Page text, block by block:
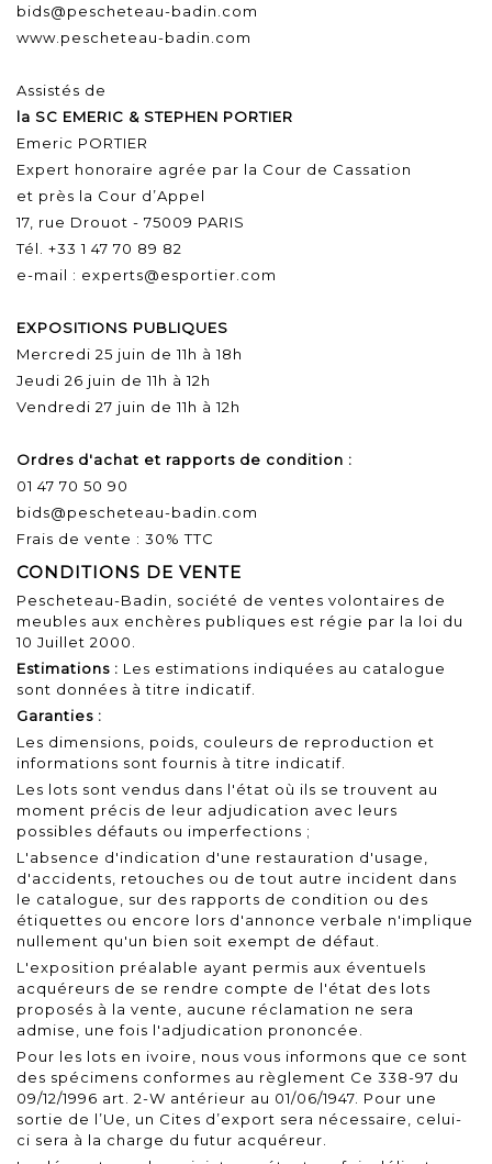
bids@pescheteau-badin.com
www.pescheteau-badin.com
Assistés de
la SC EMERIC & STEPHEN PORTIER
Emeric PORTIER
Expert honoraire agrée par la Cour de Cassation
et près la Cour d’Appel
17, rue Drouot - 75009 PARIS
Tél. +33 1 47 70 89 82
e-mail : experts@esportier.com
EXPOSITIONS PUBLIQUES
Mercredi 25 juin de 11h à 18h
Jeudi 26 juin de 11h à 12h
Vendredi 27 juin de 11h à 12h
Ordres d'achat et rapports de condition :
01 47 70 50 90
bids@pescheteau-badin.com
Frais de vente : 30% TTC
CONDITIONS DE VENTE
Pescheteau-Badin, société de ventes volontaires de
meubles aux enchères publiques est régie par la loi du
10 Juillet 2000.
Estimations : Les estimations indiquées au catalogue
sont données à titre indicatif.
Garanties :
Les dimensions, poids, couleurs de reproduction et
informations sont fournis à titre indicatif.
Les lots sont vendus dans l'état où ils se trouvent au
moment précis de leur adjudication avec leurs
possibles défauts ou imperfections ;
L'absence d'indication d'une restauration d'usage,
d'accidents, retouches ou de tout autre incident dans
le catalogue, sur des rapports de condition ou des
étiquettes ou encore lors d'annonce verbale n'implique
nullement qu'un bien soit exempt de défaut.
L'exposition préalable ayant permis aux éventuels
acquéreurs de se rendre compte de l'état des lots
proposés à la vente, aucune réclamation ne sera
admise, une fois l'adjudication prononcée.
Pour les lots en ivoire, nous vous informons que ce sont
des spécimens conformes au règlement Ce 338-97 du
09/12/1996 art. 2-W antérieur au 01/06/1947. Pour une
sortie de l’Ue, un Cites d’export sera nécessaire, celui-
ci sera à la charge du futur acquéreur.